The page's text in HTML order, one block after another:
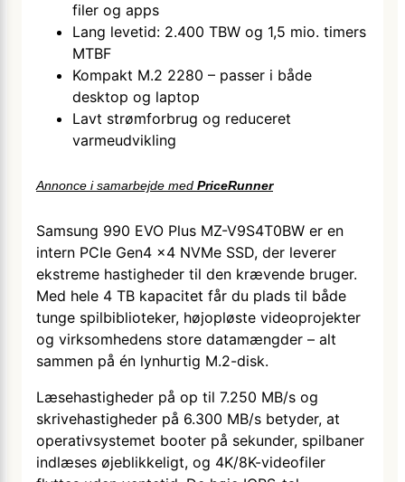
filer og apps
Lang levetid: 2.400 TBW og 1,5 mio. timers
MTBF
Kompakt M.2 2280 – passer i både
desktop og laptop
Lavt strømforbrug og reduceret
varmeudvikling
Annonce i samarbejde med PriceRunner
Samsung 990 EVO Plus MZ-V9S4T0BW er en
intern PCIe Gen4 x4 NVMe SSD, der leverer
ekstreme hastigheder til den krævende bruger.
Med hele 4 TB kapacitet får du plads til både
tunge spilbiblioteker, højopløste videoprojekter
og virksomhedens store datamængder – alt
sammen på én lynhurtig M.2-disk.
Læsehastigheder på op til 7.250 MB/s og
skrivehastigheder på 6.300 MB/s betyder, at
operativsystemet booter på sekunder, spilbaner
indlæses øjeblikkeligt, og 4K/8K-videofiler